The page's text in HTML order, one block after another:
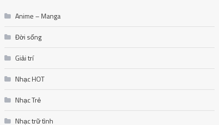
Anime – Manga
Đời sống
Giải trí
Nhạc HOT
Nhạc Trẻ
Nhạc trữ tình